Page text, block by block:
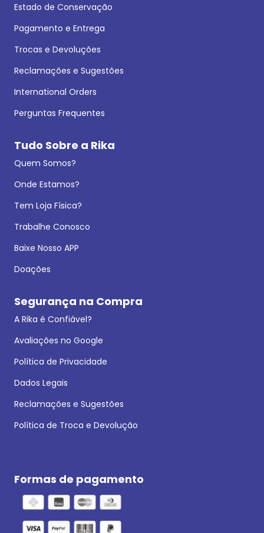
Estado de Conservação
Pagamento e Entrega
Trocas e Devoluções
Reclamações e Sugestões
International Orders
Perguntas Frequentes
Tudo Sobre a Rika
Quem Somos?
Onde Estamos?
Tem Loja Física?
Trabalhe Conosco
Baixe Nosso APP
Doações
Segurança na Compra
A Rika é Confiável?
Avaliações no Google
Política de Privacidade
Dados Legais
Reclamações e Sugestões
Política de Troca e Devolução
Formas de pagamento